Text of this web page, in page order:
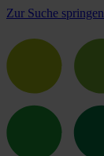
Zur Suche springen